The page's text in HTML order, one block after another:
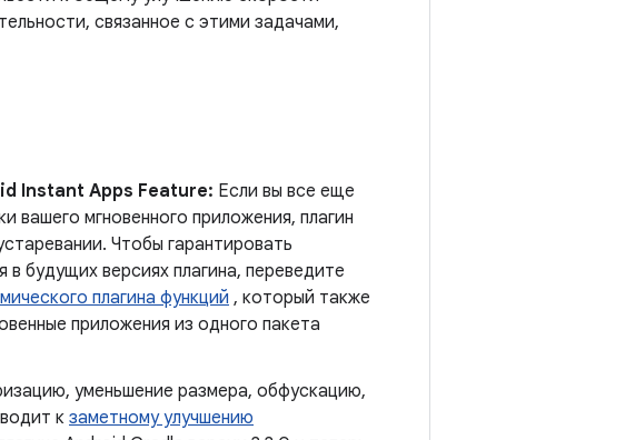
связанное с этими задачами,
Instant Apps Feature: Если вы все еще
вашего мгновенного приложения, плагин
Чтобы гарантировать
будущих версиях плагина, переведите
плагина функций , который также
приложения из одного пакета
уменьшение размера, обфускацию,
кзаметному улучшению